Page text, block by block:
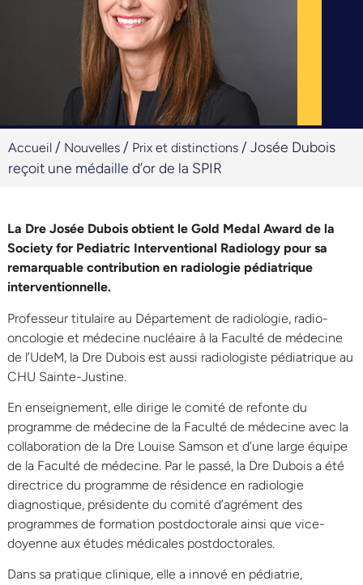
Accueil / Nouvelles / Prix et distinctions / Josée Dubois
reçoit une médaille d’or de la SPIR
La Dre Josée Dubois obtient le Gold Medal Award de la
Society for Pediatric Interventional Radiology pour sa
remarquable contribution en radiologie pédiatrique
interventionnelle.
Professeur titulaire au Département de radiologie, radio-
oncologie et médecine nucléaire à la Faculté de médecine
de l’UdeM, la Dre Dubois est aussi radiologiste pédiatrique au
CHU Sainte-Justine.
En enseignement, elle dirige le comité de refonte du
programme de médecine de la Faculté de médecine avec la
collaboration de la Dre Louise Samson et d’une large équipe
de la Faculté de médecine. Par le passé, la Dre Dubois a été
directrice du programme de résidence en radiologie
diagnostique, présidente du comité d’agrément des
programmes de formation postdoctorale ainsi que vice-
doyenne aux études médicales postdoctorales.
Dans sa pratique clinique, elle a innové en pédiatrie,